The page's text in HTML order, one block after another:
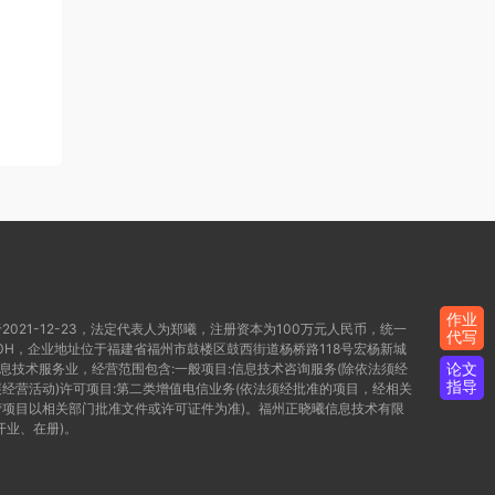
12-23，法定代表人为郑曦，注册资本为100万元人民币，统一
，企业地址位于福建省福州市鼓楼区鼓西街道杨桥路118号宏杨新城
术服务业，经营范围包含:一般项目:信息技术咨询服务(除依法须经
营活动)许可项目:第二类增值电信业务(依法须经批准的项目，经相关
目以相关部门批准文件或许可证件为准)。福州正晓曦信息技术有限
、在册)。
作业
代写
论文
指导